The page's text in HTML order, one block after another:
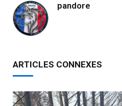
pandore
ARTICLES CONNEXES